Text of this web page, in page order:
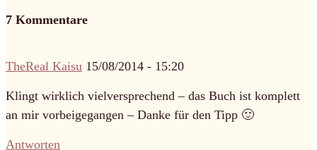
7 Kommentare
TheReal Kaisu 15/08/2014 - 15:20
Klingt wirklich vielversprechend – das Buch ist komplett
an mir vorbeigegangen – Danke für den Tipp 🙂
Antworten